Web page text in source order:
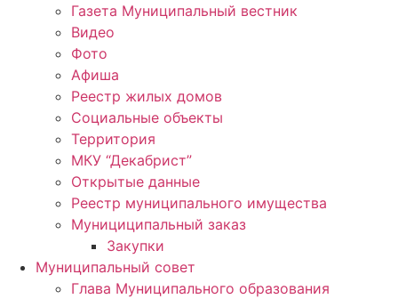
Газета Муниципальный вестник
Видео
Фото
Афиша
Реестр жилых домов
Социальные объекты
Территория
МКУ “Декабрист”
Открытые данные
Реестр муниципального имущества
Мунициципальный заказ
Закупки
Муниципальный совет
Глава Муниципального образования